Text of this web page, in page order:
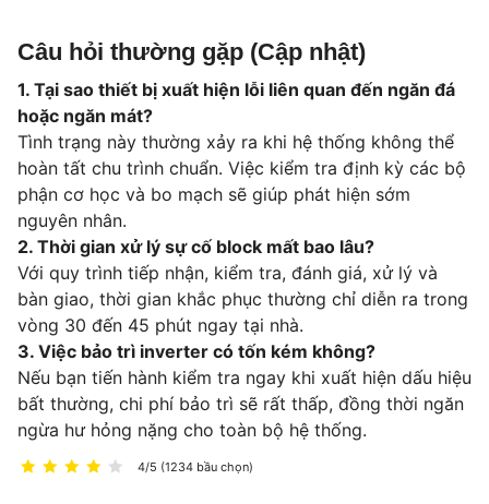
Câu hỏi thường gặp (Cập nhật)
1. Tại sao thiết bị xuất hiện lỗi liên quan đến ngăn đá
hoặc ngăn mát?
Tình trạng này thường xảy ra khi hệ thống không thể
hoàn tất chu trình chuẩn. Việc kiểm tra định kỳ các bộ
phận cơ học và bo mạch sẽ giúp phát hiện sớm
nguyên nhân.
2. Thời gian xử lý sự cố block mất bao lâu?
Với quy trình tiếp nhận, kiểm tra, đánh giá, xử lý và
bàn giao, thời gian khắc phục thường chỉ diễn ra trong
vòng 30 đến 45 phút ngay tại nhà.
3. Việc bảo trì inverter có tốn kém không?
Nếu bạn tiến hành kiểm tra ngay khi xuất hiện dấu hiệu
bất thường, chi phí bảo trì sẽ rất thấp, đồng thời ngăn
ngừa hư hỏng nặng cho toàn bộ hệ thống.
4/5 (1234 bầu chọn)